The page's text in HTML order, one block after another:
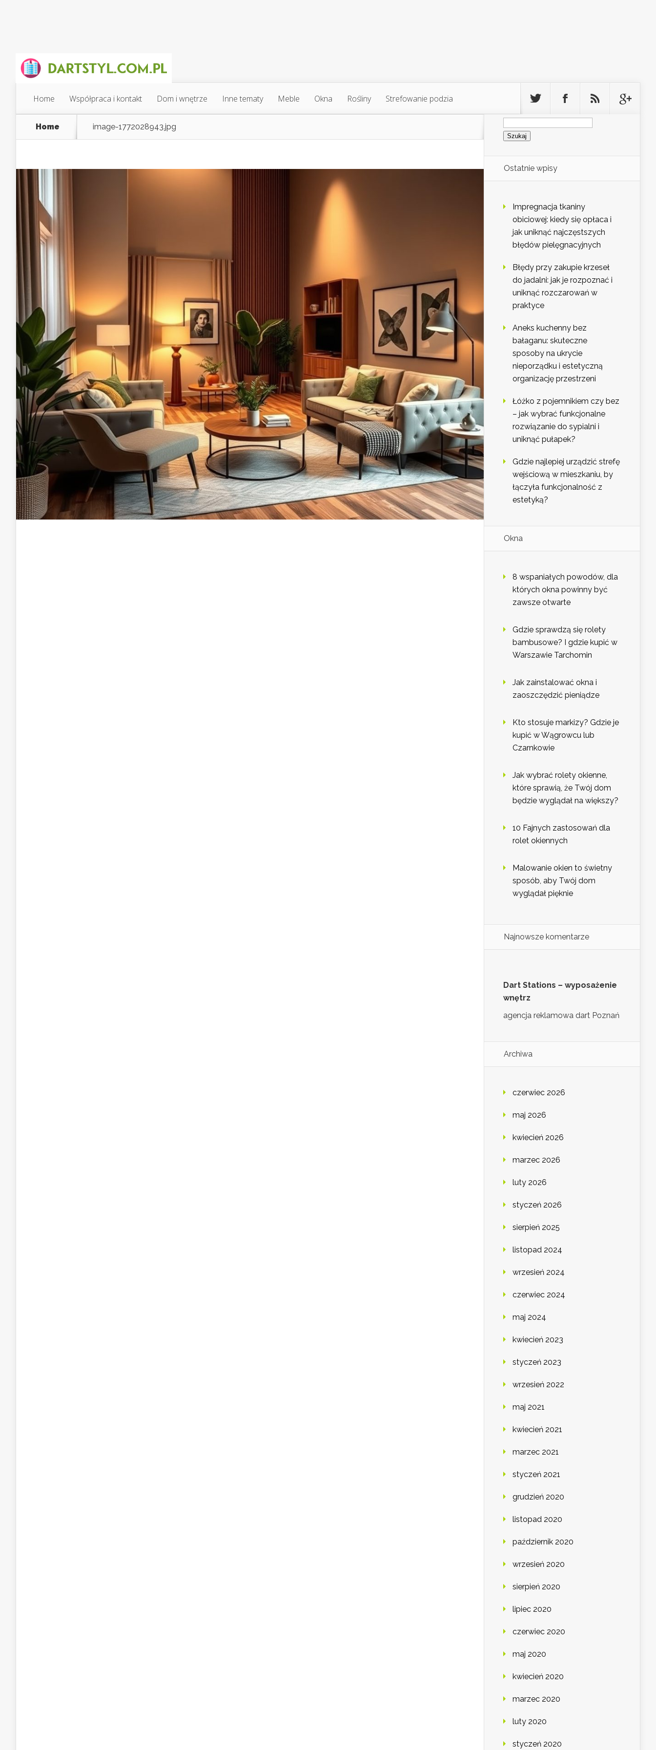
Home Współpraca i kontakt Dom i wnętrze Inne tematy Meble Okna Rośliny Strefowanie podzia
Home image-1772028943.jpg
Szukaj:
Ostatnie wpisy
Impregnacja tkaniny
obiciowej: kiedy się opłaca i
jak uniknąć najczęstszych
błędów pielęgnacyjnych
Błędy przy zakupie krzeseł
do jadalni: jak je rozpoznać i
uniknąć rozczarowań w
praktyce
Aneks kuchenny bez
bałaganu: skuteczne
sposoby na ukrycie
nieporządku i estetyczną
organizację przestrzeni
Łóżko z pojemnikiem czy bez
– jak wybrać funkcjonalne
rozwiązanie do sypialni i
uniknąć pułapek?
Gdzie najlepiej urządzić strefę
wejściową w mieszkaniu, by
łączyła funkcjonalność z
estetyką?
Okna
8 wspaniałych powodów, dla
których okna powinny być
zawsze otwarte
Gdzie sprawdzą się rolety
bambusowe? I gdzie kupić w
Warszawie Tarchomin
Jak zainstalować okna i
zaoszczędzić pieniądze
Kto stosuje markizy? Gdzie je
kupić w Wągrowcu lub
Czarnkowie
Jak wybrać rolety okienne,
które sprawią, że Twój dom
będzie wyglądał na większy?
10 Fajnych zastosowań dla
rolet okiennych
Malowanie okien to świetny
sposób, aby Twój dom
wyglądał pięknie
Najnowsze komentarze
Dart Stations – wyposażenie
wnętrz
agencja reklamowa dart Poznań
Archiwa
czerwiec 2026
maj 2026
kwiecień 2026
marzec 2026
luty 2026
styczeń 2026
sierpień 2025
listopad 2024
wrzesień 2024
czerwiec 2024
maj 2024
kwiecień 2023
styczeń 2023
wrzesień 2022
maj 2021
kwiecień 2021
marzec 2021
styczeń 2021
grudzień 2020
listopad 2020
październik 2020
wrzesień 2020
sierpień 2020
lipiec 2020
czerwiec 2020
maj 2020
kwiecień 2020
marzec 2020
luty 2020
styczeń 2020